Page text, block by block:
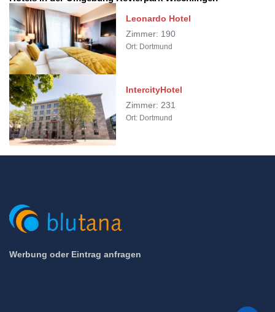
Leonardo Hotel
Zimmer: 190
Ort: Dortmund
IntercityHotel
Zimmer: 231
Ort: Dortmund
Werbung oder Eintrag anfragen